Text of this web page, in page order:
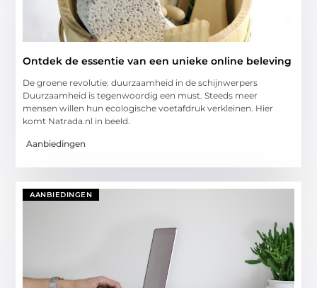
Ontdek de essentie van een unieke online beleving
De groene revolutie: duurzaamheid in de schijnwerpers
Duurzaamheid is tegenwoordig een must. Steeds meer
mensen willen hun ecologische voetafdruk verkleinen. Hier
komt Natrada.nl in beeld.
Aanbiedingen
AANBIEDINGEN